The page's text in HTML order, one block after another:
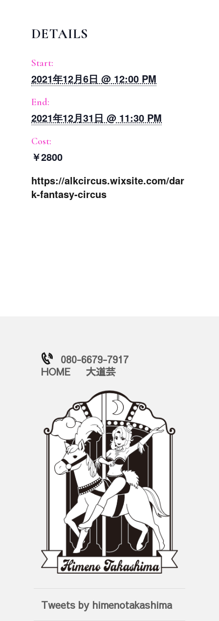
DETAILS
Start:
2021年12月6日 @ 12:00 PM
End:
2021年12月31日 @ 11:30 PM
Cost:
￥2800
https://alkcircus.wixsite.com/dar
k-fantasy-circus
080-6679-7917
HOME
大道芸
Tweets by himenotakashima